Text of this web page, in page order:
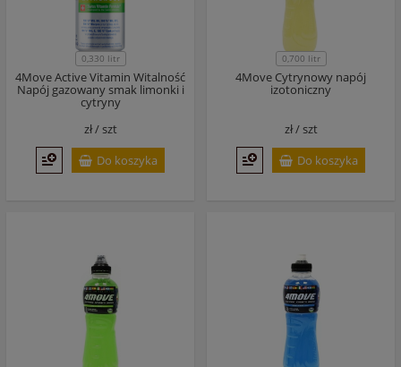
0,330 litr
4Move Active Vitamin Witalność
Napój gazowany smak limonki i
cytryny
zł /szt
Do koszyka
0,700 litr
4Move Cytrynowy napój
izotoniczny
zł /szt
Do koszyka